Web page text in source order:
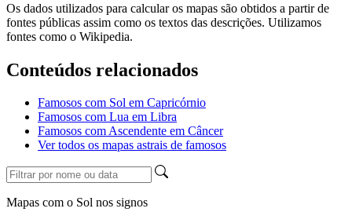
Os dados utilizados para calcular os mapas são obtidos a partir de
fontes públicas assim como os textos das descrições. Utilizamos
fontes como o Wikipedia.
Conteúdos relacionados
Famosos com Sol em Capricórnio
Famosos com Lua em Libra
Famosos com Ascendente em Câncer
Ver todos os mapas astrais de famosos
Mapas com o Sol nos signos